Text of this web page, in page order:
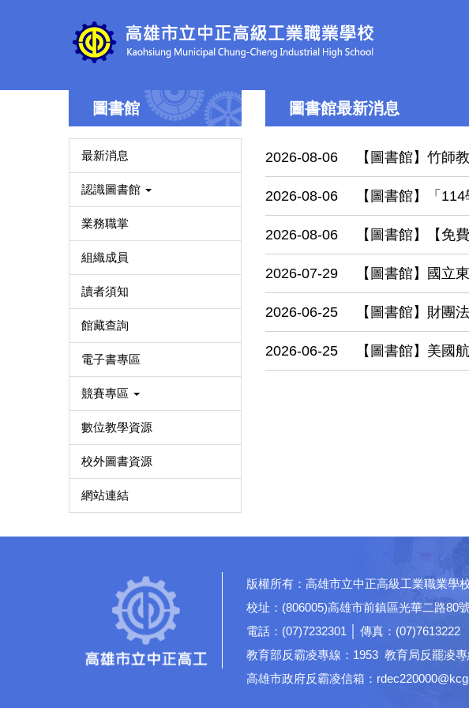
圖書館
最新消息
認識圖書館
業務職掌
組織成員
讀者須知
館藏查詢
電子書專區
競賽專區
數位教學資源
校外圖書資源
網站連結
圖書館最新消息
2026-08-06 【圖書館】竹師
2026-08-06 【圖書館】「
2026-08-06 【圖書館】【免
2026-07-29 【圖書館】國立
2026-06-25 【圖書館】財團
2026-06-25 【圖書館】美國
版權所有：高雄市立中正高級工業職業學
校址：(806005)高雄市前鎮區光華二路80號
電話：(07)7232301 │ 傳真：(07)7613222
教育部反霸凌專線：1953 教育局反罷凌
高雄市政府反霸凌信箱：